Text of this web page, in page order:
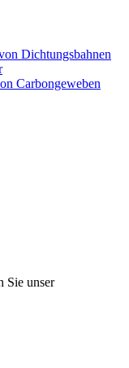
Dichtungsbahnen
Carbongeweben
Sie unser